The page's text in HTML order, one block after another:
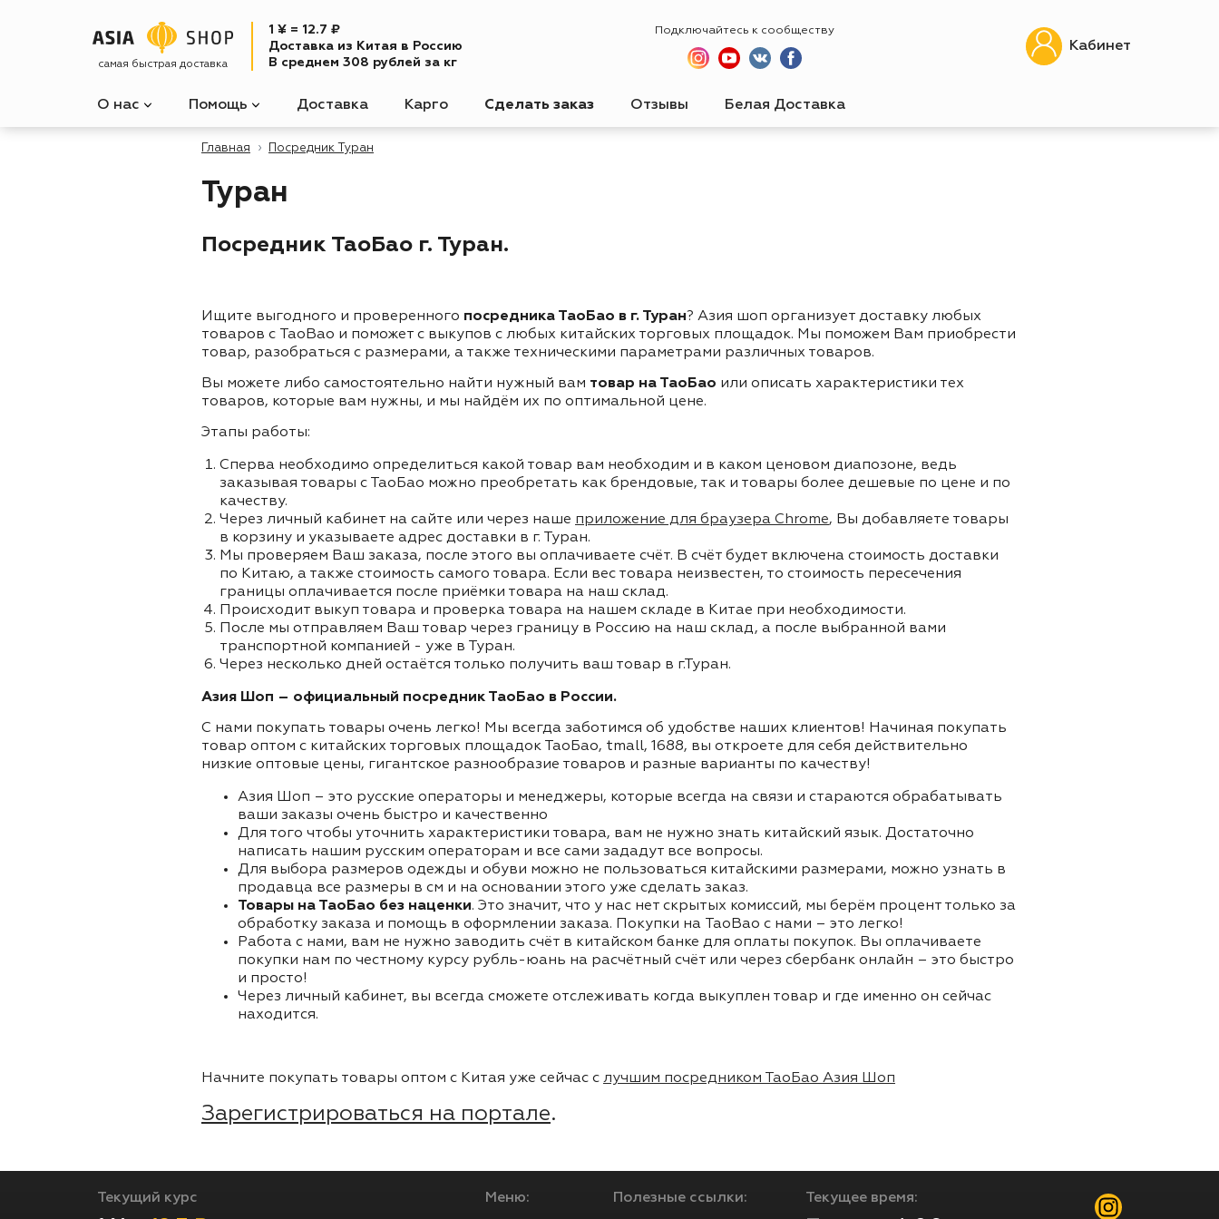
самая быстрая доставка
1 ¥ = 12.7 ₽
Доставка из Китая в Россию
В среднем 308 рублей за кг
Подключайтесь к сообществу
Кабинет
О нас Помощь Доставка Карго Сделать заказ Отзывы Белая Доставка
Главная Посредник Туран
Туран
Посредник ТаоБао г. Туран.
Ищите выгодного и проверенного посредника ТаоБао в г. Туран? Азия шоп организует доставку любых
товаров с TaoBao и поможет с выкупов с любых китайских торговых площадок. Мы поможем Вам приобрести
товар, разобраться с размерами, а также техническими параметрами различных товаров.
Вы можете либо самостоятельно найти нужный вам товар на ТаоБао или описать характеристики тех
товаров, которые вам нужны, и мы найдём их по оптимальной цене.
Этапы работы:
Сперва необходимо определиться какой товар вам необходим и в каком ценовом диапозоне, ведь
заказывая товары с ТаоБао можно преобретать как брендовые, так и товары более дешевые по цене и по
качеству.
Через личный кабинет на сайте или через наше приложение для браузера Chrome, Вы добавляете товары
в корзину и указываете адрес доставки в г. Туран.
Мы проверяем Ваш заказа, после этого вы оплачиваете счёт. В счёт будет включена стоимость доставки
по Китаю, а также стоимость самого товара. Если вес товара неизвестен, то стоимость пересечения
границы оплачивается после приёмки товара на наш склад.
Происходит выкуп товара и проверка товара на нашем складе в Китае при необходимости.
После мы отправляем Ваш товар через границу в Россию на наш склад, а после выбранной вами
транспортной компанией - уже в Туран.
Через несколько дней остаётся только получить ваш товар в г.Туран.
Азия Шоп – официальный посредник ТаоБао в России.
С нами покупать товары очень легко! Мы всегда заботимся об удобстве наших клиентов! Начиная покупать
товар оптом с китайских торговых площадок ТаоБао, tmall, 1688, вы откроете для себя действительно
низкие оптовые цены, гигантское разнообразие товаров и разные варианты по качеству!
Азия Шоп – это русские операторы и менеджеры, которые всегда на связи и стараются обрабатывать
ваши заказы очень быстро и качественно
Для того чтобы уточнить характеристики товара, вам не нужно знать китайский язык. Достаточно
написать нашим русским операторам и все сами зададут все вопросы.
Для выбора размеров одежды и обуви можно не пользоваться китайскими размерами, можно узнать в
продавца все размеры в см и на основании этого уже сделать заказ.
Товары на ТаоБао без наценки. Это значит, что у нас нет скрытых комиссий, мы берём процент только за
обработку заказа и помощь в оформлении заказа. Покупки на TaoBao с нами – это легко!
Работа с нами, вам не нужно заводить счёт в китайском банке для оплаты покупок. Вы оплачиваете
покупки нам по честному курсу рубль-юань на расчётный счёт или через сбербанк онлайн – это быстро
и просто!
Через личный кабинет, вы всегда сможете отслеживать когда выкуплен товар и где именно он сейчас
находится.
Начните покупать товары оптом с Китая уже сейчас с лучшим посредником ТаоБао Азия Шоп
Зарегистрироваться на портале.
Текущий курс Меню: Полезные ссылки: Текущее время: